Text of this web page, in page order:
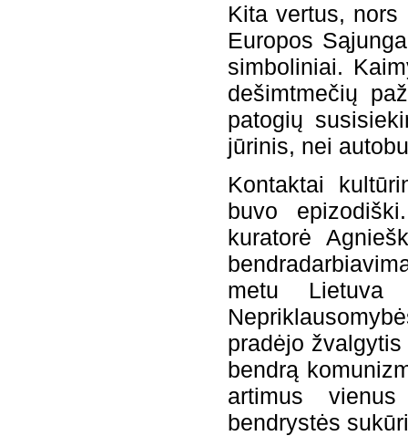
Kita vertus,
Europos
simboliniai.
dešimtmečių
patogių
jūrinis, nei
Kontaktai
buvo
kuratorė
metu
pradėjo
bendrą
artimus
bendrystės